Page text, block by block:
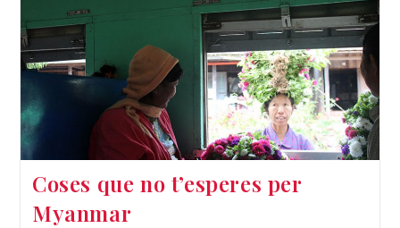
Coses que no t’esperes per
Myanmar